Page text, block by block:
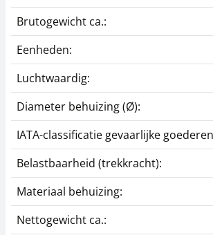
Brutogewicht ca.:
Eenheden:
Luchtwaardig:
Diameter behuizing (Ø):
IATA-classificatie gevaarlijke
Belastbaarheid (trekkracht):
Materiaal behuizing:
Nettogewicht ca.: